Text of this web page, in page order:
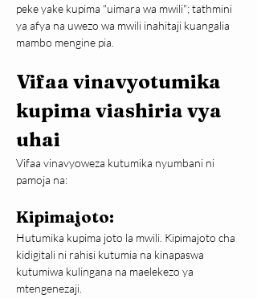
peke yake kupima "uimara wa mwili"; tathmini
ya afya na uwezo wa mwili inahitaji kuangalia
mambo mengine pia.
Vifaa vinavyotumika
kupima viashiria vya
uhai
Vifaa vinavyoweza kutumika nyumbani ni
pamoja na:
Kipimajoto:
Hutumika kupima joto la mwili. Kipimajoto cha
kidigitali ni rahisi kutumia na kinapaswa
kutumiwa kulingana na maelekezo ya
mtengenezaji.